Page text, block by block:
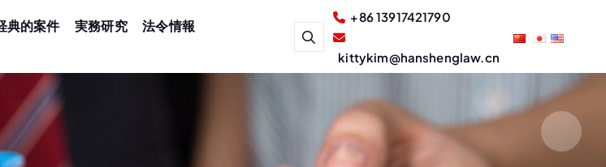
典的案件 実務研究
法令情報
+86 13917421790
kittykim@hanshenglaw.cn